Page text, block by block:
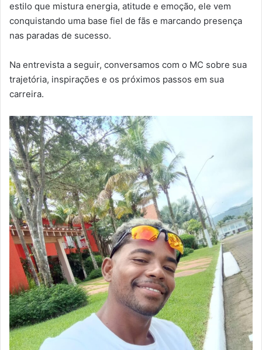
estilo que mistura energia, atitude e emoção, ele vem
conquistando uma base fiel de fãs e marcando presença
nas paradas de sucesso.
Na entrevista a seguir, conversamos com o MC sobre sua
trajetória, inspirações e os próximos passos em sua
carreira.